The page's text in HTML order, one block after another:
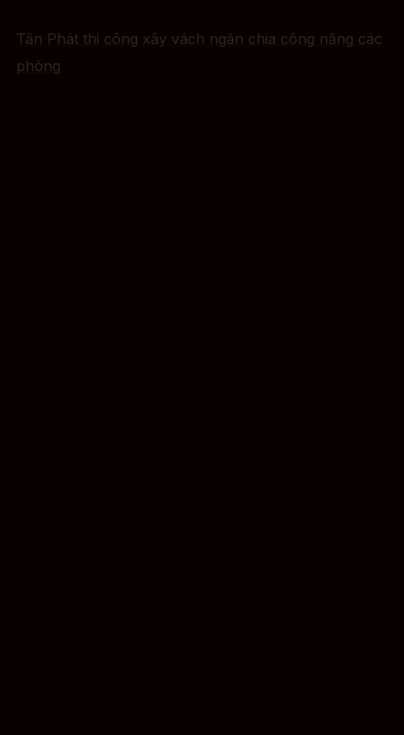
Tân Phát thi công xây vách ngăn chia công năng các
phòng